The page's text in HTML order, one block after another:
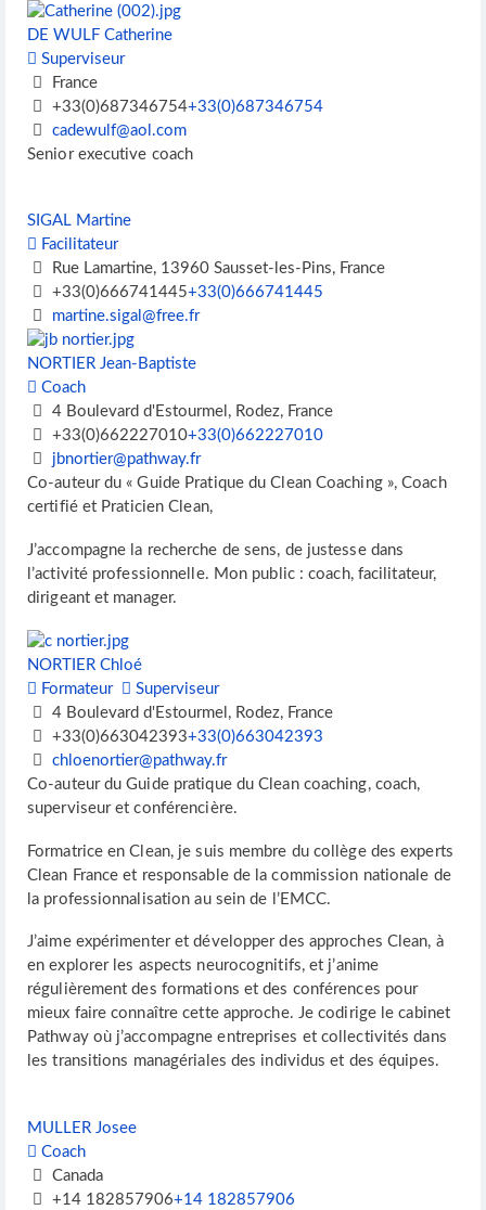
DE WULF Catherine
Superviseur
France
+33(0)687346754+33(0)687346754
cadewulf@aol.com
Senior executive coach
SIGAL Martine
Facilitateur
Rue Lamartine, 13960 Sausset-les-Pins, France
+33(0)666741445+33(0)666741445
martine.sigal@free.fr
NORTIER Jean-Baptiste
Coach
4 Boulevard d'Estourmel, Rodez, France
+33(0)662227010+33(0)662227010
jbnortier@pathway.fr
Co-auteur du « Guide Pratique du Clean Coaching », Coach
certifié et Praticien Clean,
J’accompagne la recherche de sens, de justesse dans
l’activité professionnelle. Mon public : coach, facilitateur,
dirigeant et manager.
NORTIER Chloé
Formateur
Superviseur
4 Boulevard d'Estourmel, Rodez, France
+33(0)663042393+33(0)663042393
chloenortier@pathway.fr
Co-auteur du Guide pratique du Clean coaching, coach,
superviseur et conférencière.
Formatrice en Clean, je suis membre du collège des experts
Clean France et responsable de la commission nationale de
la professionnalisation au sein de l’EMCC.
J’aime expérimenter et développer des approches Clean, à
en explorer les aspects neurocognitifs, et j’anime
régulièrement des formations et des conférences pour
mieux faire connaître cette approche. Je codirige le cabinet
Pathway où j’accompagne entreprises et collectivités dans
les transitions managériales des individus et des équipes.
MULLER Josee
Coach
Canada
+14 182857906+14 182857906